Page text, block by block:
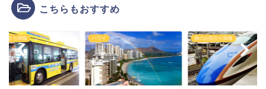
こちらもおすすめ
役立ち情報 ハワイ 旅のお役立ち情報